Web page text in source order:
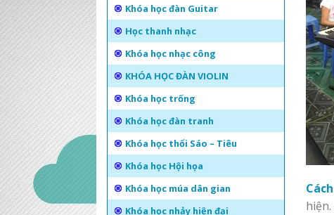
Khóa học đàn Guitar
Học thanh nhạc
Khóa học nhạc công
KHÓA HỌC ĐÀN VIOLIN
Khóa học trống
Khóa học đàn tranh
Khóa học thổi Sáo – Tiêu
Khóa học Hội họa
Khóa học múa dân gian
Khóa học nhảy hiện đại